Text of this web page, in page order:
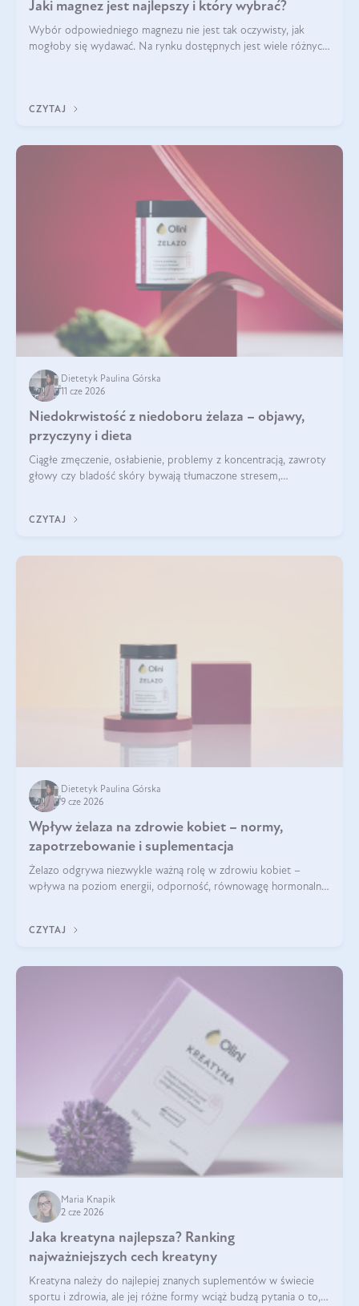
Jaki magnez jest najlepszy i który wybrać?
Wybór odpowiedniego magnezu nie jest tak oczywisty, jak
mogłoby się wydawać. Na rynku dostępnych jest wiele różnych
CZYTAJ
Dietetyk Paulina Górska
11 cze 2026
Niedokrwistość z niedoboru żelaza – objawy,
przyczyny i dieta
Ciągłe zmęczenie, osłabienie, problemy z koncentracją, zawroty
głowy czy bladość skóry bywają tłumaczone stresem,
CZYTAJ
Dietetyk Paulina Górska
9 cze 2026
Wpływ żelaza na zdrowie kobiet – normy,
zapotrzebowanie i suplementacja
Żelazo odgrywa niezwykle ważną rolę w zdrowiu kobiet –
wpływa na poziom energii, odporność, równowagę hormonalną
zawrotów głowy czy problemów z
CZYTAJ
Maria Knapik
2 cze 2026
Jaka kreatyna najlepsza? Ranking
najważniejszych cech kreatyny
Kreatyna należy do najlepiej znanych suplementów w świecie
sportu i zdrowia, ale jej różne formy wciąż budzą pytania o to,